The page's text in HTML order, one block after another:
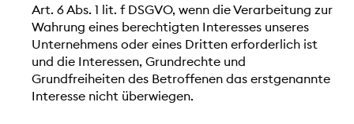
Art. 6 Abs. 1 lit. f DSGVO, wenn die Verarbeitung zur
Wahrung eines berechtigten Interesses unseres
Unternehmens oder eines Dritten erforderlich ist
und die Interessen, Grundrechte und
Grundfreiheiten des Betroffenen das erstgenannte
Interesse nicht überwiegen.